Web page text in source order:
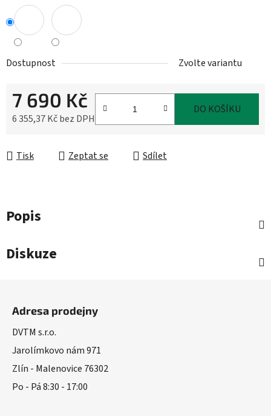
Dostupnost Zvolte variantu
7 690 Kč
6 355,37 Kč bez DPH
DO KOŠÍKU
Tisk Zeptat se Sdílet
Popis
Diskuze
Adresa prodejny
DVTM s.r.o.
Jarolímkovo nám 971
Zlín - Malenovice 76302
Po - Pá 8:30 - 17:00